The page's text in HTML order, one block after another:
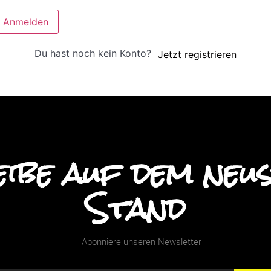
Anmelden
Du hast noch kein Konto? Jetzt registrieren
auf dem
Stand
Abonniere unseren Newsletter